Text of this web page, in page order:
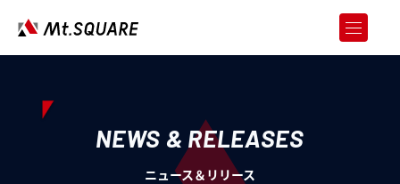
NEWS & RELEASES
ニュース＆リリース
SERVICES
サービス
CASE STUDY